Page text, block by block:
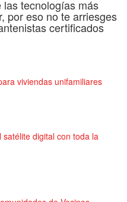
las tecnologías más
por eso no te arriesges
certificados
viviendas unifamiliares
digital con toda la